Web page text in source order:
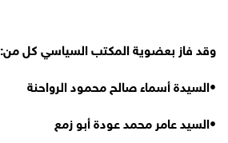
وقد فاز بعضوية المكتب السياسي كل من:
•السيدة أسماء صالح محمود الرواحنة
•السيد عامر محمد عودة أبو زمع